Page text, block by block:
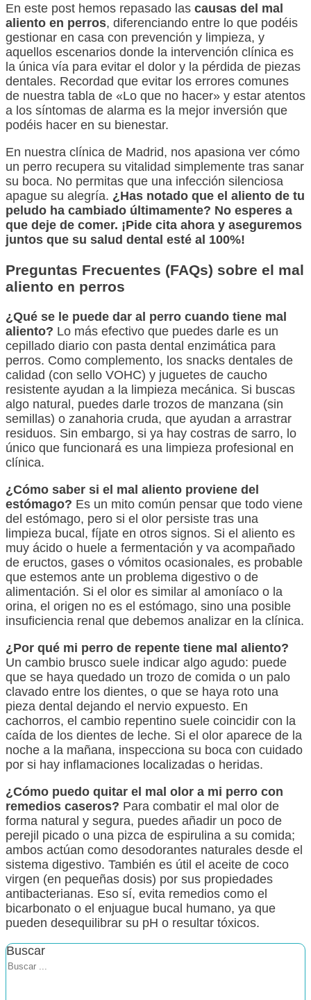
En este post hemos repasado las causas del mal
aliento en perros, diferenciando entre lo que podéis
gestionar en casa con prevención y limpieza, y
aquellos escenarios donde la intervención clínica es
la única vía para evitar el dolor y la pérdida de piezas
dentales. Recordad que evitar los errores comunes
de nuestra tabla de «Lo que no hacer» y estar atentos
a los síntomas de alarma es la mejor inversión que
podéis hacer en su bienestar.
En nuestra clínica de Madrid, nos apasiona ver cómo
un perro recupera su vitalidad simplemente tras sanar
su boca. No permitas que una infección silenciosa
apague su alegría. ¿Has notado que el aliento de tu
peludo ha cambiado últimamente? No esperes a
que deje de comer. ¡Pide cita ahora y aseguremos
juntos que su salud dental esté al 100%!
Preguntas Frecuentes (FAQs) sobre el mal
aliento en perros
¿Qué se le puede dar al perro cuando tiene mal
aliento? Lo más efectivo que puedes darle es un
cepillado diario con pasta dental enzimática para
perros. Como complemento, los snacks dentales de
calidad (con sello VOHC) y juguetes de caucho
resistente ayudan a la limpieza mecánica. Si buscas
algo natural, puedes darle trozos de manzana (sin
semillas) o zanahoria cruda, que ayudan a arrastrar
residuos. Sin embargo, si ya hay costras de sarro, lo
único que funcionará es una limpieza profesional en
clínica.
¿Cómo saber si el mal aliento proviene del
estómago? Es un mito común pensar que todo viene
del estómago, pero si el olor persiste tras una
limpieza bucal, fíjate en otros signos. Si el aliento es
muy ácido o huele a fermentación y va acompañado
de eructos, gases o vómitos ocasionales, es probable
que estemos ante un problema digestivo o de
alimentación. Si el olor es similar al amoníaco o la
orina, el origen no es el estómago, sino una posible
insuficiencia renal que debemos analizar en la clínica.
¿Por qué mi perro de repente tiene mal aliento?
Un cambio brusco suele indicar algo agudo: puede
que se haya quedado un trozo de comida o un palo
clavado entre los dientes, o que se haya roto una
pieza dental dejando el nervio expuesto. En
cachorros, el cambio repentino suele coincidir con la
caída de los dientes de leche. Si el olor aparece de la
noche a la mañana, inspecciona su boca con cuidado
por si hay inflamaciones localizadas o heridas.
¿Cómo puedo quitar el mal olor a mi perro con
remedios caseros? Para combatir el mal olor de
forma natural y segura, puedes añadir un poco de
perejil picado o una pizca de espirulina a su comida;
ambos actúan como desodorantes naturales desde el
sistema digestivo. También es útil el aceite de coco
virgen (en pequeñas dosis) por sus propiedades
antibacterianas. Eso sí, evita remedios como el
bicarbonato o el enjuague bucal humano, ya que
pueden desequilibrar su pH o resultar tóxicos.
Buscar